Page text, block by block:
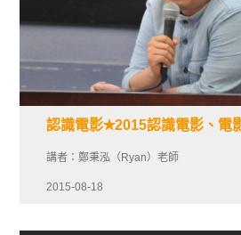
認識電影✭2015認識電影、電
講者：鄭秉泓（Ryan）老師
2015-08-18